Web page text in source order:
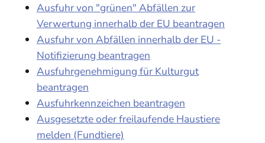
Ausfuhr von "grünen" Abfällen zur
Verwertung innerhalb der EU beantragen
Ausfuhr von Abfällen innerhalb der EU -
Notifizierung beantragen
Ausfuhrgenehmigung für Kulturgut
beantragen
Ausfuhrkennzeichen beantragen
Ausgesetzte oder freilaufende Haustiere
melden (Fundtiere)